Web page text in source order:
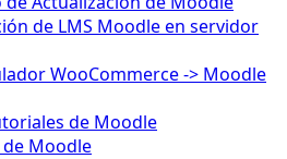
de LMS Moodle en servidor
WooCommerce -> Moodle
de Moodle
Moodle